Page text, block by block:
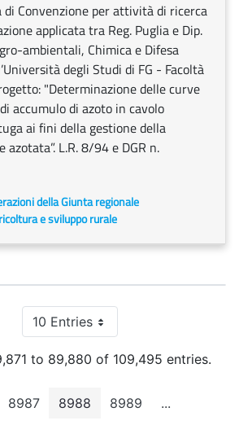
di Convenzione per attività di ricerca
applicata tra Reg. Puglia e Dip.
ambientali, Chimica e Difesa
degli Studi di FG - Facoltà
"Determinazione delle curve
accumulo di azoto in cavolo
ai fini della gestione della
azotata”. L.R. 8/94 e DGR n.
della Giunta regionale
e sviluppo rurale
10 EntriesPer Page
to 89,880 of 109,495 entries.
Pages
Page
8987 Page
8988 Page
8989 ...Intermediate